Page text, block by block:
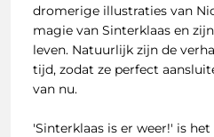
dromerige illustraties van
magie van Sinterklaas en
leven. Natuurlijk zijn de
tijd, zodat ze perfect
van nu.
'Sinterklaas is er weer!' is het